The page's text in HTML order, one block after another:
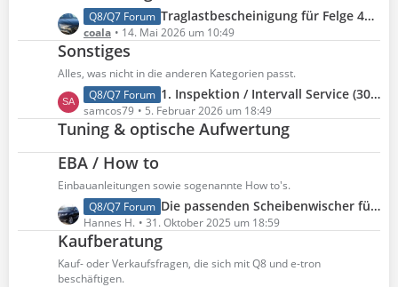
t
r
ä
g
e
z
t
e
e
i
t
r
ä
g
e
L
e
t
z
e
B
e
i
r
ä
g
e
Q8/Q7 Forum Traglastbescheinigung für Felge 4M0601025CP
coala 14. Mai 2026 um 10:49
Sonstiges
Alles, was nicht in die anderen Kategorien passt.
L
e
t
t
e
e
i
r
Q8/Q7 Forum 1. Inspektion / Intervall Service (30.000 km) beim RS Q8, die Kosten und wann es soweit war.
samcos79 5. Februar 2026 um 18:49
Tuning & optische Aufwertung
EBA / How to
Einbauanleitungen sowie sogenannte How to's.
L
e
t
z
t
Q8/Q7 Forum Die passenden Scheibenwischer für den Q8
Hannes H. 31. Oktober 2025 um 18:59
Kaufberatung
Kauf- oder Verkaufsfragen, die sich mit Q8 und e-tron
beschäftigen.